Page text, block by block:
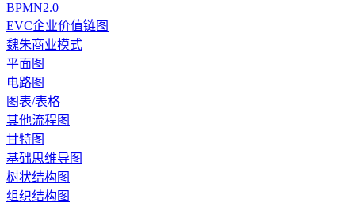
BPMN2.0
EVC企业价值链图
魏朱商业模式
平面图
电路图
图表/表格
其他流程图
甘特图
基础思维导图
树状结构图
组织结构图